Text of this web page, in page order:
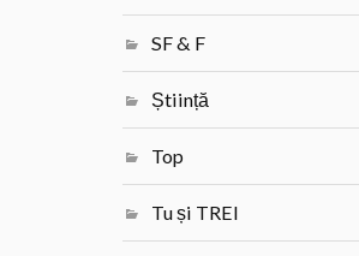
SF & F
Știință
Top
Tu și TREI